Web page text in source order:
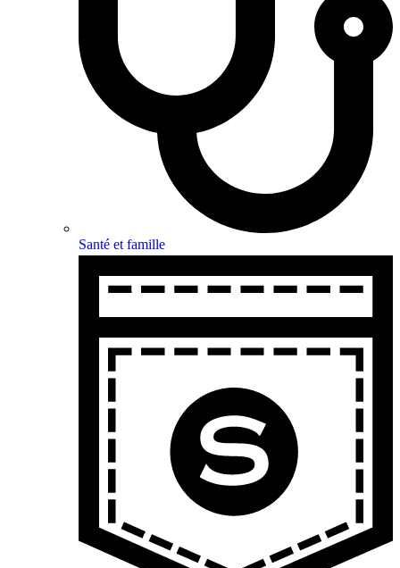
Santé et famille